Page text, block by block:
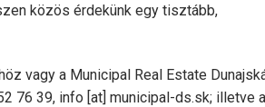
közös érdekünk egy tisztább,
vagy a Municipal Real Estate
76 39, info [at] municipal-ds.sk; illetve